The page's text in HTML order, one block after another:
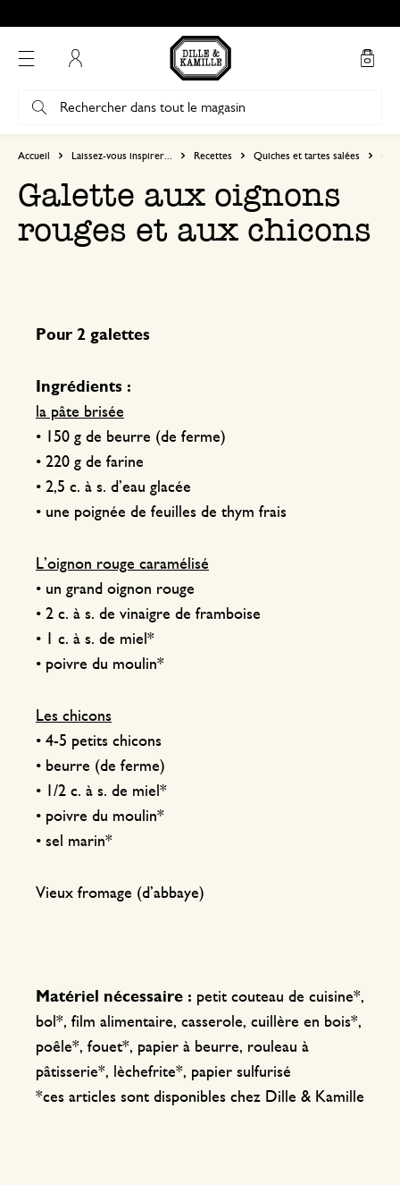
Accueil Laissez-vous inspirer... Recettes Quiches et tartes salées
Galette aux oignons
rouges et aux chicons
Pour 2 galettes
Ingrédients :
la pâte brisée
• 150 g de beurre (de ferme)
• 220 g de farine
• 2,5 c. à s. d’eau glacée
• une poignée de feuilles de thym frais
L’oignon rouge caramélisé
• un grand oignon rouge
• 2 c. à s. de vinaigre de framboise
• 1 c. à s. de miel*
• poivre du moulin*
Les chicons
• 4-5 petits chicons
• beurre (de ferme)
• 1/2 c. à s. de miel*
• poivre du moulin*
• sel marin*
Vieux fromage (d’abbaye)
Matériel nécessaire : petit couteau de cuisine*,
bol*, film alimentaire, casserole, cuillère en bois*,
poêle*, fouet*, papier à beurre, rouleau à
pâtisserie*, lèchefrite*, papier sulfurisé
*ces articles sont disponibles chez Dille & Kamille